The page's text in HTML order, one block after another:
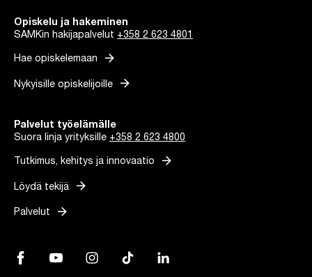
Opiskelu ja hakeminen
SAMKin hakijapalvelut +358 2 623 4801
Hae opiskelemaan arrow_forward
Nykyisille opiskelijoille arrow_forward
Palvelut työelämälle
Suora linja yrityksille +358 2 623 4800
Tutkimus, kehitys ja innovaatio arrow_forward
Löydä tekijä arrow_forward
Palvelut arrow_forward
Facebook, Linkki avautuu uuteen välilehteen
YouTube, Linkki avautuu uuteen välilehteen
Instagram, Linkki avautuu uuteen välilehteen
TikTok, Linkki avautuu uuteen välilehteen
LinkedIn, Linkki avautuu uuteen